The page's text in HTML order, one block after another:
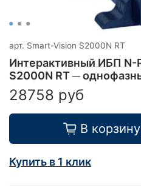
арт. Smart-Vision S2000N RT
Интерактивный ИБП N-
S2000N RT ─
28758 руб
В корзину
Купить в 1 клик